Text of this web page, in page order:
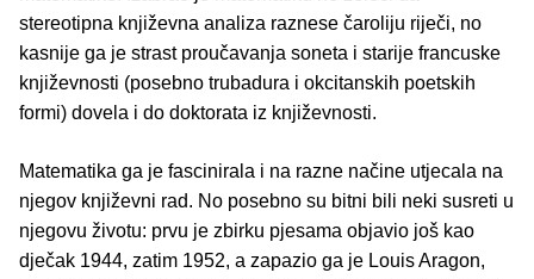
stereotipna književna analiza raznese čaroliju riječi, no
kasnije ga je strast proučavanja soneta i starije francuske
književnosti (posebno trubadura i okcitanskih poetskih
formi) dovela i do doktorata iz književnosti.
Matematika ga je fascinirala i na razne načine utjecala na
njegov književni rad. No posebno su bitni bili neki susreti u
njegovu životu: prvu je zbirku pjesama objavio još kao
dječak 1944, zatim 1952, a zapazio ga je Louis Aragon,